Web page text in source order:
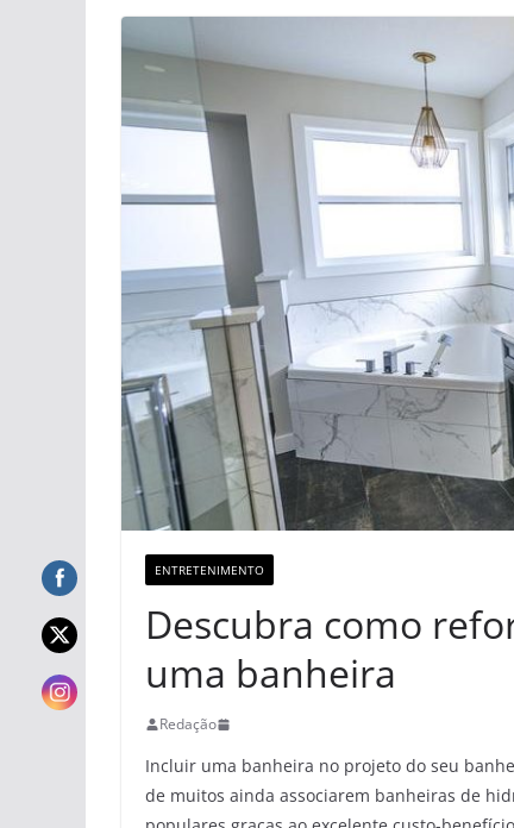
ENTRETENIMENTO
Descubra como
uma banheira
Redação
Incluir uma banheira no projeto do seu
de muitos ainda associarem banheiras de